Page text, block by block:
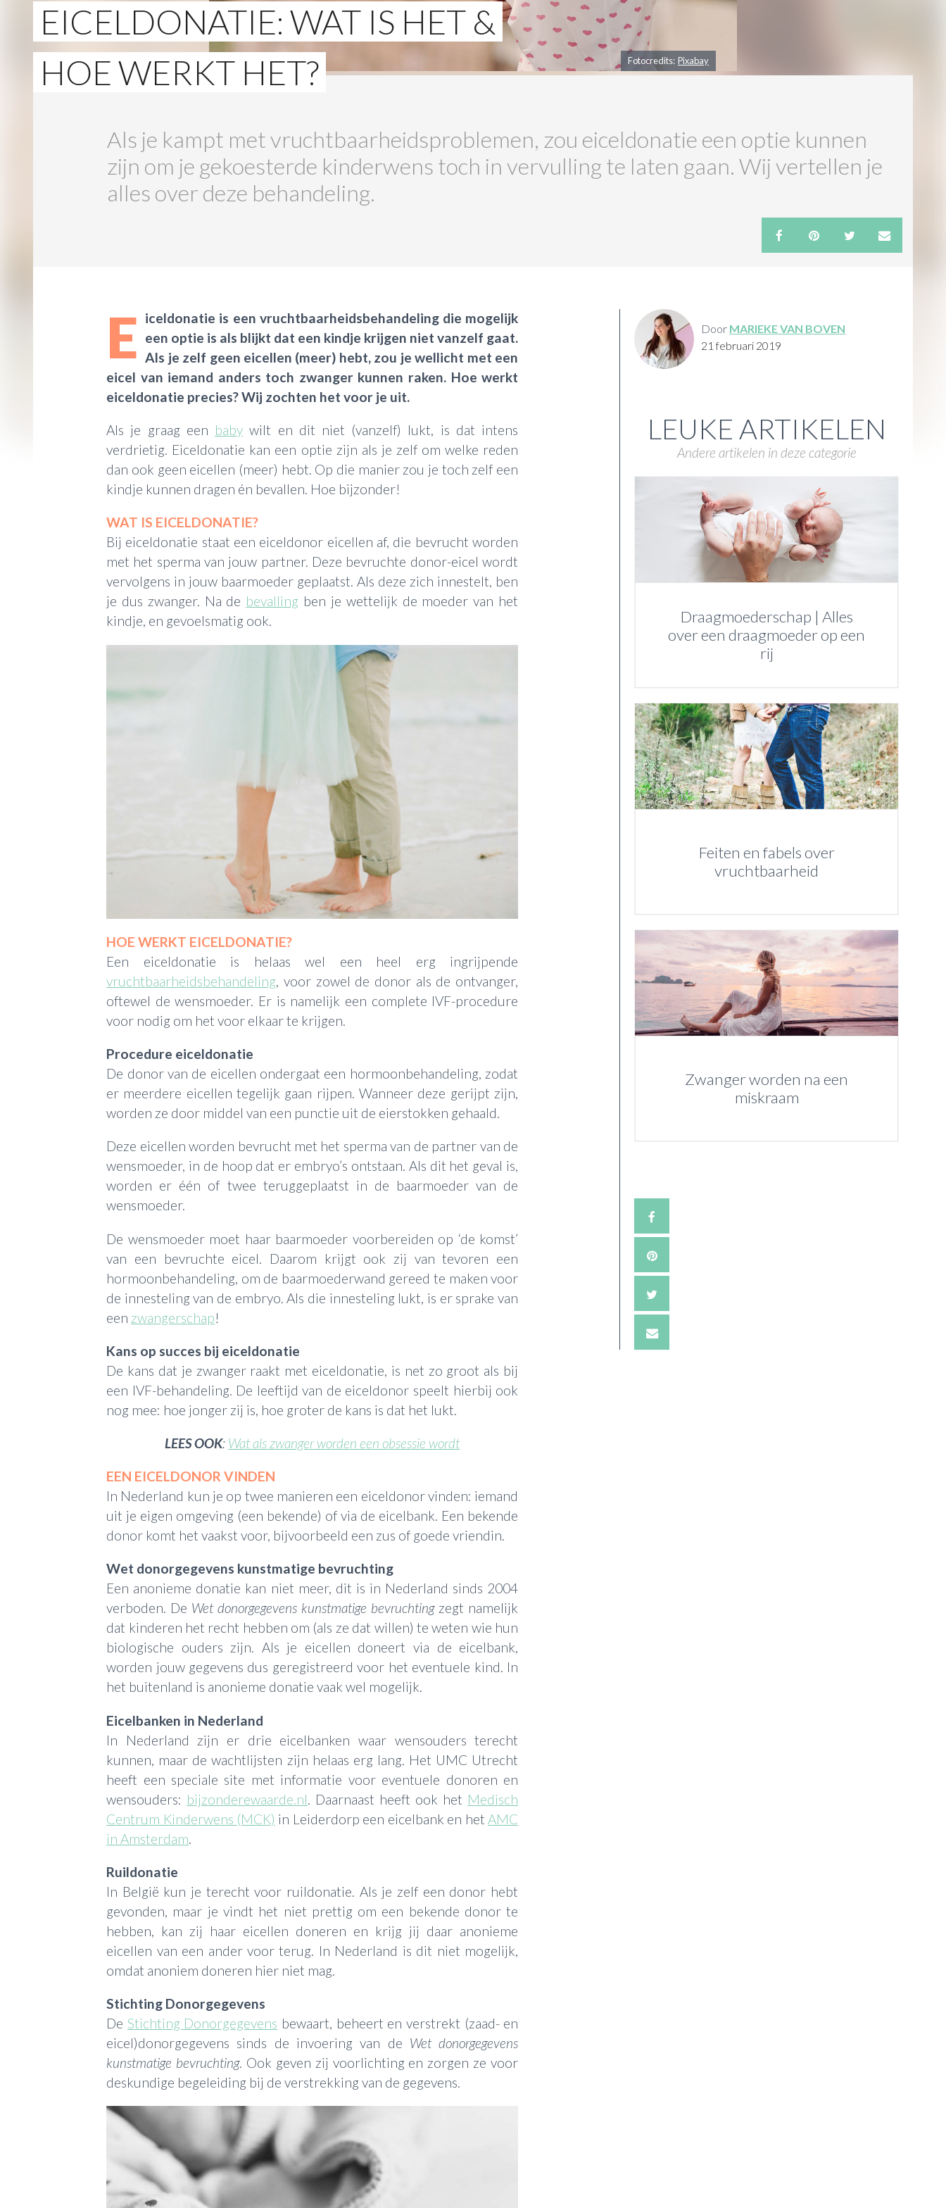
Fotocredits: Pixabay
EICELDONATIE: WAT IS HET &
HOE WERKT HET?
Als je kampt met vruchtbaarheidsproblemen, zou eiceldonatie een optie kunnen
zijn om je gekoesterde kinderwens toch in vervulling te laten gaan. Wij vertellen je
alles over deze behandeling.
E iceldonatie is een vruchtbaarheidsbehandeling die mogelijk
een optie is als blijkt dat een kindje krijgen niet vanzelf gaat.
Als je zelf geen eicellen (meer) hebt, zou je wellicht met een
eicel van iemand anders toch zwanger kunnen raken. Hoe werkt
eiceldonatie precies? Wij zochten het voor je uit.
Als je graag een baby wilt en dit niet (vanzelf) lukt, is dat intens
verdrietig. Eiceldonatie kan een optie zijn als je zelf om welke reden
dan ook geen eicellen (meer) hebt. Op die manier zou je toch zelf een
kindje kunnen dragen én bevallen. Hoe bijzonder!
WAT IS EICELDONATIE?
Bij eiceldonatie staat een eiceldonor eicellen af, die bevrucht worden
met het sperma van jouw partner. Deze bevruchte donor-eicel wordt
vervolgens in jouw baarmoeder geplaatst. Als deze zich innestelt, ben
je dus zwanger. Na de bevalling ben je wettelijk de moeder van het
kindje, en gevoelsmatig ook.
HOE WERKT EICELDONATIE?
Een eiceldonatie is helaas wel een heel erg ingrijpende
vruchtbaarheidsbehandeling, voor zowel de donor als de ontvanger,
oftewel de wensmoeder. Er is namelijk een complete IVF-procedure
voor nodig om het voor elkaar te krijgen.
Procedure eiceldonatie
De donor van de eicellen ondergaat een hormoonbehandeling, zodat
er meerdere eicellen tegelijk gaan rijpen. Wanneer deze gerijpt zijn,
worden ze door middel van een punctie uit de eierstokken gehaald.
Deze eicellen worden bevrucht met het sperma van de partner van de
wensmoeder, in de hoop dat er embryo’s ontstaan. Als dit het geval is,
worden er één of twee teruggeplaatst in de baarmoeder van de
wensmoeder.
De wensmoeder moet haar baarmoeder voorbereiden op ‘de komst’
van een bevruchte eicel. Daarom krijgt ook zij van tevoren een
hormoonbehandeling, om de baarmoederwand gereed te maken voor
de innesteling van de embryo. Als die innesteling lukt, is er sprake van
een zwangerschap!
Kans op succes bij eiceldonatie
De kans dat je zwanger raakt met eiceldonatie, is net zo groot als bij
een IVF-behandeling. De leeftijd van de eiceldonor speelt hierbij ook
nog mee: hoe jonger zij is, hoe groter de kans is dat het lukt.
LEES OOK: Wat als zwanger worden een obsessie wordt
EEN EICELDONOR VINDEN
In Nederland kun je op twee manieren een eiceldonor vinden: iemand
uit je eigen omgeving (een bekende) of via de eicelbank. Een bekende
donor komt het vaakst voor, bijvoorbeeld een zus of goede vriendin.
Wet donorgegevens kunstmatige bevruchting
Een anonieme donatie kan niet meer, dit is in Nederland sinds 2004
verboden. De Wet donorgegevens kunstmatige bevruchtingzegt namelijk
dat kinderen het recht hebben om (als ze dat willen) te weten wie hun
biologische ouders zijn. Als je eicellen doneert via de eicelbank,
worden jouw gegevens dus geregistreerd voor het eventuele kind. In
het buitenland is anonieme donatie vaak wel mogelijk.
Eicelbanken in Nederland
In Nederland zijn er drie eicelbanken waar wensouders terecht
kunnen, maar de wachtlijsten zijn helaas erg lang. Het UMC Utrecht
heeft een speciale site met informatie voor eventuele donoren en
wensouders: bijzonderewaarde.nl . Daarnaast heeft ook het Medisch
Centrum Kinderwens (MCK) in Leiderdorp een eicelbank en het AMC
in Amsterdam
Ruildonatie
In België kun je terecht voor ruildonatie. Als je zelf een donor hebt
gevonden, maar je vindt het niet prettig om een bekende donor te
hebben, kan zij haar eicellen doneren en krijg jij daar anonieme
eicellen van een ander voor terug. In Nederland is dit niet mogelijk,
omdat anoniem doneren hier niet mag.
Stichting Donorgegevens
De Stichting Donorgegevens bewaart, beheert en verstrekt (zaad- en
eicel)donorgegevens sinds de invoering van de Wet donorgegevens
kunstmatige bevruchting. Ook geven zij voorlichting en zorgen ze voor
deskundige begeleiding bij de verstrekking van de gegevens.
Door MARIEKE VAN BOVEN
21 februari 2019
LEUKE ARTIKELEN
Andere artikelen in deze categorie
Draagmoederschap | Alles
over een draagmoeder op een
rij
Feiten en fabels over
vruchtbaarheid
Zwanger worden na een
miskraam